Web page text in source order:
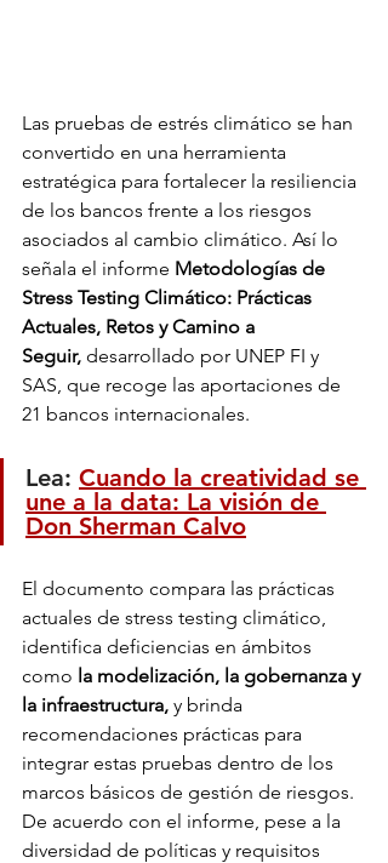
Las pruebas de estrés climático se han
convertido en una herramienta
estratégica para fortalecer la resiliencia
de los bancos frente a los riesgos
asociados al cambio climático. Así lo
señala el informe Metodologías de
Stress Testing Climático: Prácticas
Actuales, Retos y Camino a
Seguir, desarrollado por UNEP FI y
SAS, que recoge las aportaciones de
21 bancos internacionales.
Lea: Cuando la creatividad se
une a la data: La visión de
Don Sherman Calvo
El documento compara las prácticas
actuales de stress testing climático,
identifica deficiencias en ámbitos
como la modelización, la gobernanza y
la infraestructura, y brinda
recomendaciones prácticas para
integrar estas pruebas dentro de los
marcos básicos de gestión de riesgos.
De acuerdo con el informe, pese a la
diversidad de políticas y requisitos